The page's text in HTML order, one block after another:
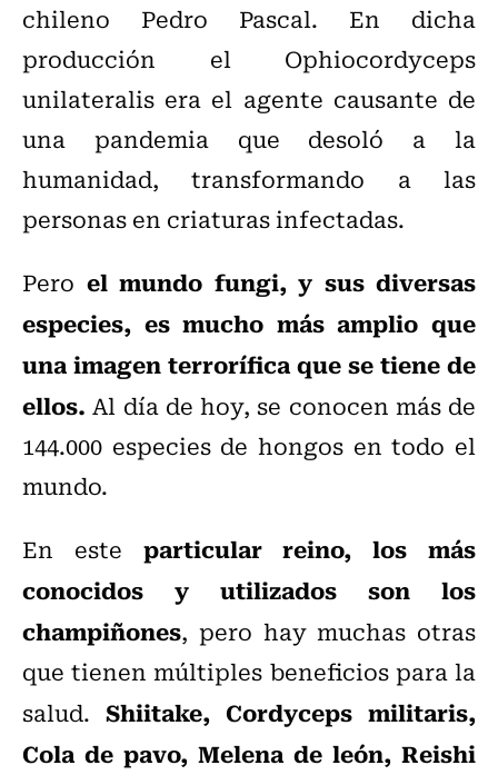
chileno Pedro Pascal. En dicha
producción el Ophiocordyceps
unilateralis era el agente causante de
una pandemia que desoló a la
humanidad, transformando a las
personas en criaturas infectadas.
Pero el mundo fungi, y sus diversas
especies, es mucho más amplio que
una imagen terrorífica que se tiene de
ellos. Al día de hoy, se conocen más de
144.000 especies de hongos en todo el
mundo.
En este particular reino, los más
conocidos y utilizados son los
champiñones, pero hay muchas otras
que tienen múltiples beneficios para la
salud. Shiitake, Cordyceps militaris,
Cola de pavo, Melena de león, Reishi